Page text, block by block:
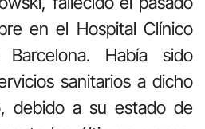
en el Hospital Clínico
Había sido
sanitarios a dicho
debido a su estado de